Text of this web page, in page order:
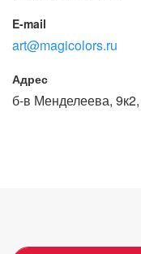
E-mail
art@magicolors.ru
Адрес
б-в Менделеева,